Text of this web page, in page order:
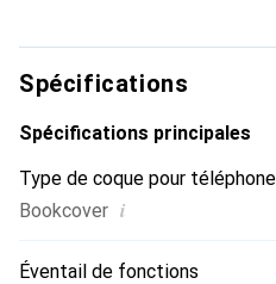
haute qualité, la marque
clientèle exigeante.
Spécifications
Spécifications principales
Type de coque pour
Bookcover i
Éventail de fonctions